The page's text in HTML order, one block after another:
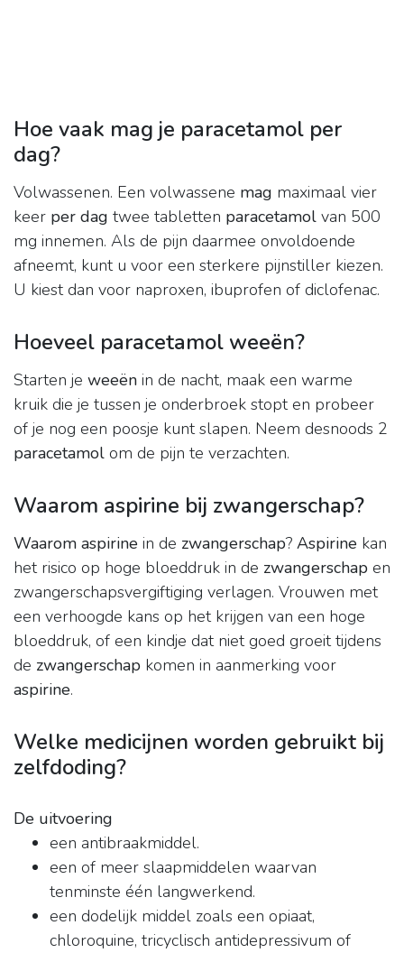
Hoe vaak mag je paracetamol per
dag?
Volwassenen. Een volwassene mag maximaal vier
keer per dag twee tabletten paracetamol van 500
mg innemen. Als de pijn daarmee onvoldoende
afneemt, kunt u voor een sterkere pijnstiller kiezen.
U kiest dan voor naproxen, ibuprofen of diclofenac.
Hoeveel paracetamol weeën?
Starten je weeën in de nacht, maak een warme
kruik die je tussen je onderbroek stopt en probeer
of je nog een poosje kunt slapen. Neem desnoods 2
paracetamol om de pijn te verzachten.
Waarom aspirine bij zwangerschap?
Waarom aspirine in de zwangerschap? Aspirine kan
het risico op hoge bloeddruk in de zwangerschap en
zwangerschapsvergiftiging verlagen. Vrouwen met
een verhoogde kans op het krijgen van een hoge
bloeddruk, of een kindje dat niet goed groeit tijdens
de zwangerschap komen in aanmerking voor
aspirine.
Welke medicijnen worden gebruikt bij
zelfdoding?
De uitvoering
een antibraakmiddel.
een of meer slaapmiddelen waarvan
tenminste één langwerkend.
een dodelijk middel zoals een opiaat,
chloroquine, tricyclisch antidepressivum of